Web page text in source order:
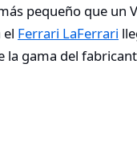
pequeño que un
el Ferrari LaFerrari
gama del